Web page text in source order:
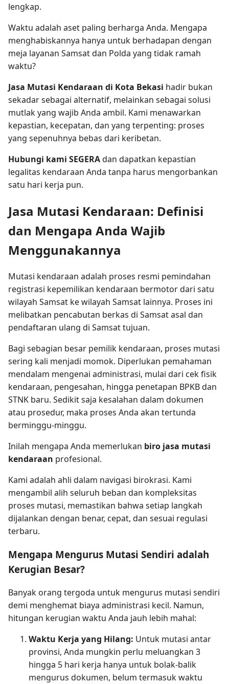
lengkap.
Waktu adalah aset paling berharga Anda. Mengapa
menghabiskannya hanya untuk berhadapan dengan
meja layanan Samsat dan Polda yang tidak ramah
waktu?
Jasa Mutasi Kendaraan di Kota Bekasi hadir bukan
sekadar sebagai alternatif, melainkan sebagai solusi
mutlak yang wajib Anda ambil. Kami menawarkan
kepastian, kecepatan, dan yang terpenting: proses
yang sepenuhnya bebas dari keribetan.
Hubungi kami SEGERAdan dapatkan kepastian
legalitas kendaraan Anda tanpa harus mengorbankan
satu hari kerja pun.
Jasa Mutasi Kendaraan: Definisi
dan Mengapa Anda Wajib
Menggunakannya
Mutasi kendaraan adalah proses resmi pemindahan
registrasi kepemilikan kendaraan bermotor dari satu
wilayah Samsat ke wilayah Samsat lainnya. Proses ini
melibatkan pencabutan berkas di Samsat asal dan
pendaftaran ulang di Samsat tujuan.
Bagi sebagian besar pemilik kendaraan, proses mutasi
sering kali menjadi momok. Diperlukan pemahaman
mendalam mengenai administrasi, mulai dari cek fisik
kendaraan, pengesahan, hingga penetapan BPKB dan
STNK baru. Sedikit saja kesalahan dalam dokumen
atau prosedur, maka proses Anda akan tertunda
berminggu-minggu.
Inilah mengapa Anda memerlukan biro jasa mutasi
kendaraan profesional.
Kami adalah ahli dalam navigasi birokrasi. Kami
mengambil alih seluruh beban dan kompleksitas
proses mutasi, memastikan bahwa setiap langkah
dijalankan dengan benar, cepat, dan sesuai regulasi
terbaru.
Mengapa Mengurus Mutasi Sendiri adalah
Kerugian Besar?
Banyak orang tergoda untuk mengurus mutasi sendiri
demi menghemat biaya administrasi kecil. Namun,
hitungan kerugian waktu Anda jauh lebih mahal:
Waktu Kerja yang Hilang: Untuk mutasi antar
provinsi, Anda mungkin perlu meluangkan 3
hingga 5 hari kerja hanya untuk bolak-balik
mengurus dokumen, belum termasuk waktu